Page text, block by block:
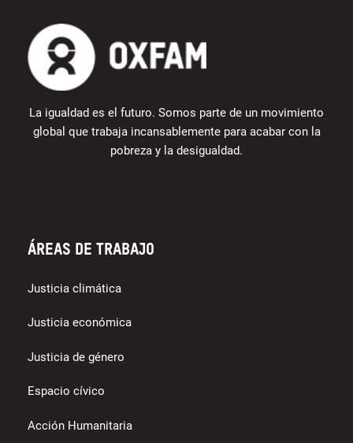
La igualdad es el futuro. Somos parte de un movimiento
global que trabaja incansablemente para acabar con la
pobreza y la desigualdad.
Áreas de trabajo
Justicia climática
Justicia económica
Justicia de género
Espacio cívico
Acción Humanitaria